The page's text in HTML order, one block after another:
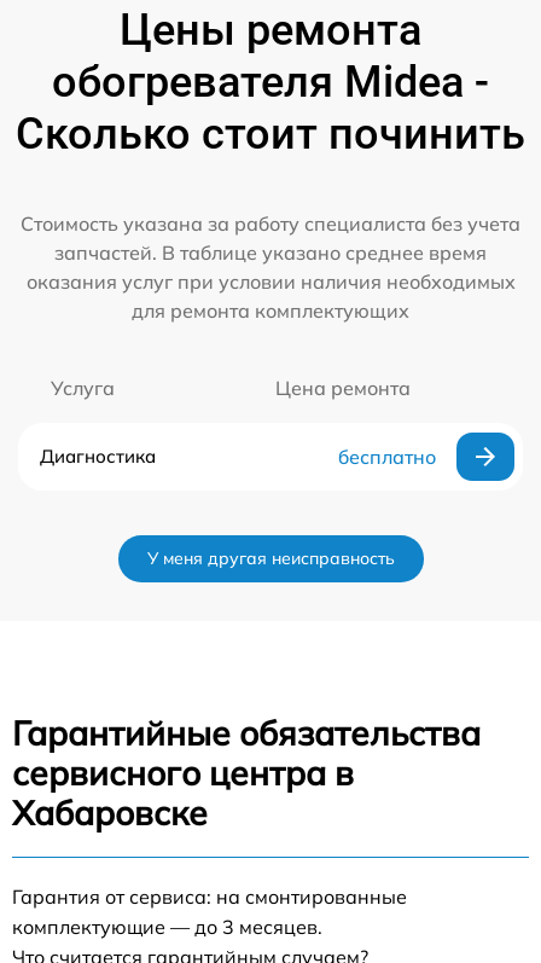
Цены ремонта
обогревателя Midea -
Сколько стоит починить
Стоимость указана за работу специалиста без учета
запчастей. В таблице указано среднее время
оказания услуг при условии наличия необходимых
для ремонта комплектующих
Услуга Цена ремонта
Диагностика бесплатно
У меня другая неисправность
Гарантийные обязательства
сервисного центра в
Хабаровске
Гарантия от сервиса: на смонтированные
комплектующие — до 3 месяцев.
Что считается гарантийным случаем?